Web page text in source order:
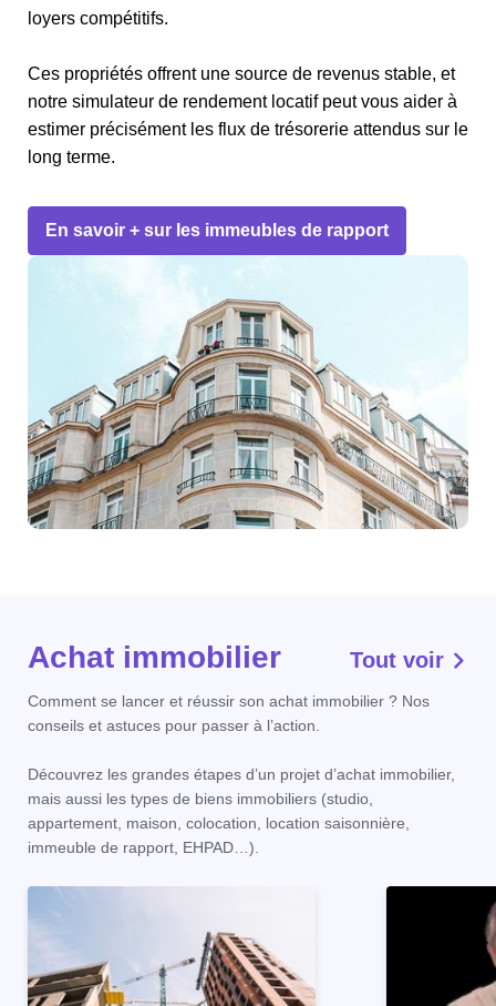
loyers compétitifs.
Ces propriétés offrent une source de revenus stable, et
notre simulateur de rendement locatif peut vous aider à
estimer précisément les flux de trésorerie attendus sur le
long terme.
En savoir + sur les immeubles de rapport
Achat immobilier Tout voir
Comment se lancer et réussir son achat immobilier ? Nos
conseils et astuces pour passer à l’action.
Découvrez les grandes étapes d’un projet d’achat immobilier,
mais aussi les types de biens immobiliers (studio,
appartement, maison, colocation, location saisonnière,
immeuble de rapport, EHPAD…).